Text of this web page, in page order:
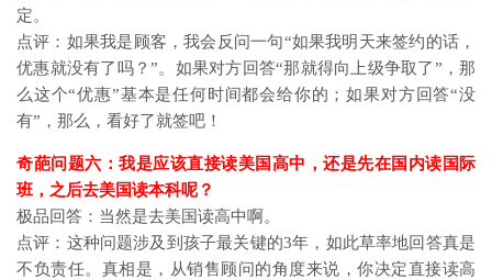
定。
点评：如果我是顾客，我会反问一句“如果我明天来签约的话，
优惠就没有了吗？”。如果对方回答“那就得向上级争取了”，那
么这个“优惠”基本是任何时间都会给你的；如果对方回答“没
有”，那么，看好了就签吧！
奇葩问题六：我是应该直接读美国高中，还是先在国内读国际
班，之后去美国读本科呢？
极品回答：当然是去美国读高中啊。
点评：这种问题涉及到孩子最关键的3年，如此草率地回答真是
不负责任。真相是，从销售顾问的角度来说，你决定直接读高